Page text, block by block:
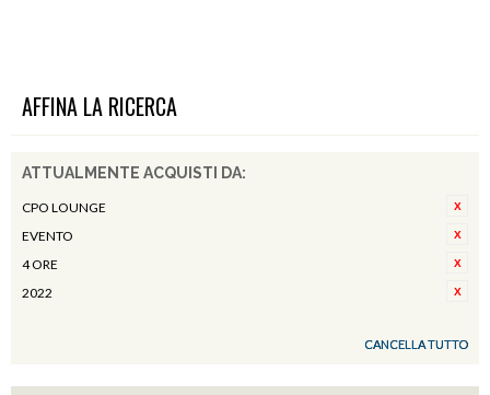
AFFINA LA RICERCA
ATTUALMENTE ACQUISTI DA:
CPO LOUNGE
EVENTO
4 ORE
2022
CANCELLA TUTTO